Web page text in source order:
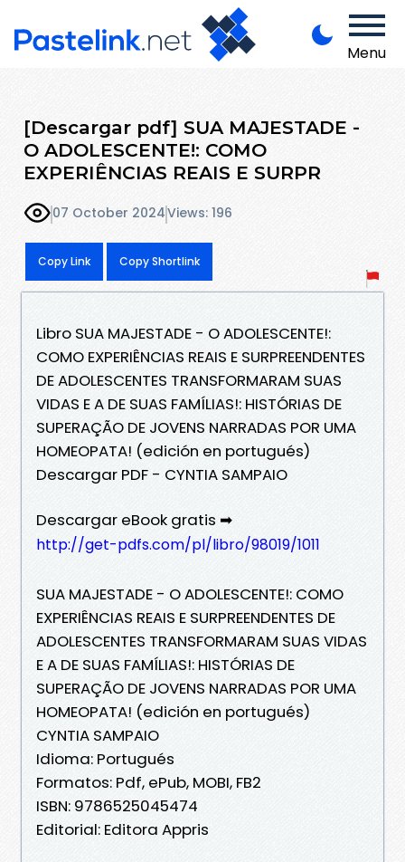
Menu
[Descargar pdf] SUA MAJESTADE -
O ADOLESCENTE!: COMO
EXPERIÊNCIAS REAIS E SURPR
07 October 2024Views: 196
Copy Link Copy Shortlink
Libro SUA MAJESTADE - O ADOLESCENTE!:
COMO EXPERIÊNCIAS REAIS E SURPREENDENTES
DE ADOLESCENTES TRANSFORMARAM SUAS
VIDAS E A DE SUAS FAMÍLIAS!: HISTÓRIAS DE
SUPERAÇÃO DE JOVENS NARRADAS POR UMA
HOMEOPATA! (edición en portugués)
Descargar PDF - CYNTIA SAMPAIO
Descargar eBook gratis ➡
http://get-pdfs.com/pl/libro/98019/1011
SUA MAJESTADE - O ADOLESCENTE!: COMO
EXPERIÊNCIAS REAIS E SURPREENDENTES DE
ADOLESCENTES TRANSFORMARAM SUAS VIDAS
E A DE SUAS FAMÍLIAS!: HISTÓRIAS DE
SUPERAÇÃO DE JOVENS NARRADAS POR UMA
HOMEOPATA! (edición en portugués)
CYNTIA SAMPAIO
Idioma: Portugués
Formatos: Pdf, ePub, MOBI, FB2
ISBN: 9786525045474
Editorial: Editora Appris